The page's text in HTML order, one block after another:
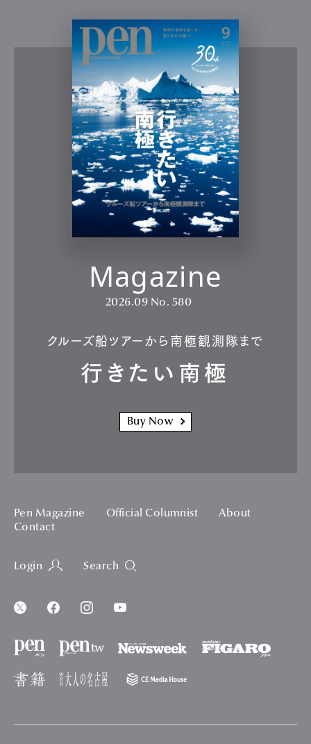
Magazine
2026.09 No. 580
クルーズ船ツアーから南極観測隊まで
行きたい南極
Buy Now
Pen Magazine Official Columnist
About
Contact
Login Search